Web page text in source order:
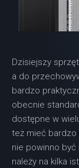
Dzisiejszy
a do
bardzo
obecnie
dostępne w
też mieć bardzo
nie powinno
należy na kilka